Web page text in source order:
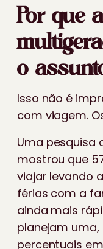
Por que
o
Isso não é
com viagem.
Uma pesquisa
mostrou que
viajar levando
férias com a
ainda mais
planejam
percentuais